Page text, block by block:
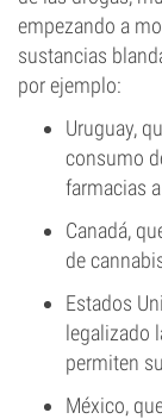
empezando a
sustancias
por ejemplo:
Uruguay,
consumo
farmacias
Canadá,
de
Estados
legalizado
permiten
México,